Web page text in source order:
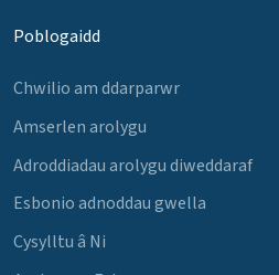
Poblogaidd
Chwilio am ddarparwr
Amserlen arolygu
Adroddiadau arolygu diweddaraf
Esbonio adnoddau gwella
Cysylltu â Ni